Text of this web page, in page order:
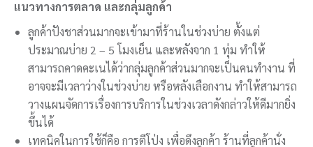
แนวทางการตลาด และกลุ่มลูกค้า
ลูกค้าปังชาส่วนมากจะเข้ามาที่ร้านในช่วงบ่าย ตั้งแต่
ประมาณบ่าย 2 – 5 โมงเย็น และหลังจาก 1 ทุ่ม ทำให้
สามารถคาดคะเนได้ว่ากลุ่มลูกค้าส่วนมากจะเป็นคนทำงาน ที่
อาจจะมีเวลาว่างในช่วงบ่าย หรือหลังเลือกงาน ทำให้สามารถ
วางแผนจัดการเรื่องการบริการในช่วงเวลาดังกล่าวให้ดีมากยิ่ง
ขึ้นได้
เทคนิคในการใช้ก็คือ การตีโป่ง เพื่อดึงลูกค้า ร้านที่ลูกค้านั่ง